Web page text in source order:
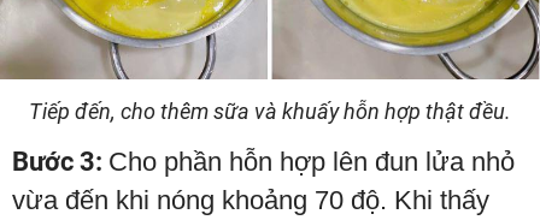
Tiếp đến, cho thêm sữa và khuấy hỗn hợp thật đều.
Bước 3: Cho phần hỗn hợp lên đun lửa nhỏ
vừa đến khi nóng khoảng 70 độ. Khi thấy